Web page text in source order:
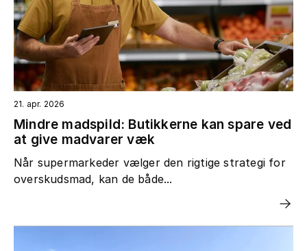
21. apr. 2026
Mindre madspild: Butikkerne kan spare ved
at give madvarer væk
Når supermarkeder vælger den rigtige strategi for
overskudsmad, kan de både...